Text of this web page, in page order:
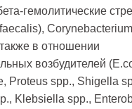
гемолитические
Corynebacterium
в отношении
возбудителей
Proteus spp., Shigella
Klebsiella spp.,